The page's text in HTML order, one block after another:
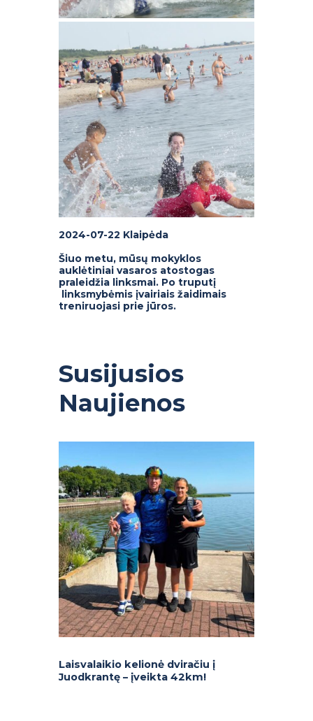
2024-07-22 Klaipėda
Šiuo metu, mūsų mokyklos
auklėtiniai vasaros atostogas
praleidžia linksmai. Po truputį
linksmybėmis įvairiais žaidimais
treniruojasi prie jūros.
Susijusios
Naujienos
Laisvalaikio kelionė dviračiu į
Juodkrantę – įveikta 42km!